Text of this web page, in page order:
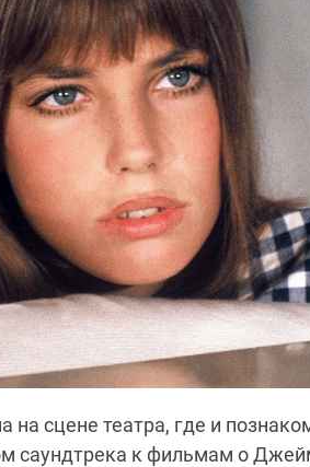
на сцене театра, где и
саундтрека к фильмам о